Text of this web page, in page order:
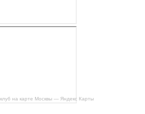
на карте Москвы — Яндекс Карты